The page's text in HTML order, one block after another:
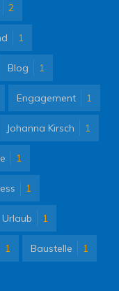
2
1
Blog 1
Engagement 1
Johanna Kirsch 1
1
1
Urlaub 1
1 Baustelle 1